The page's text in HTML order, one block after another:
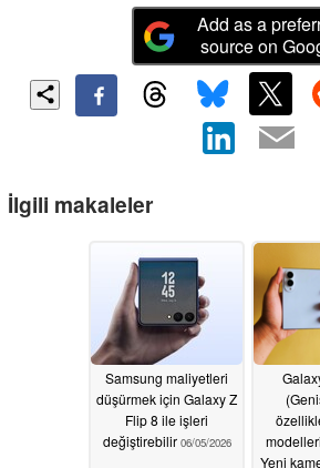
Add as a
source on
İlgili makaleler
Samsung maliyetleri
düşürmek için Galaxy Z
Flip 8 ile işleri
değiştirebilir 06/05/2026
Yeni